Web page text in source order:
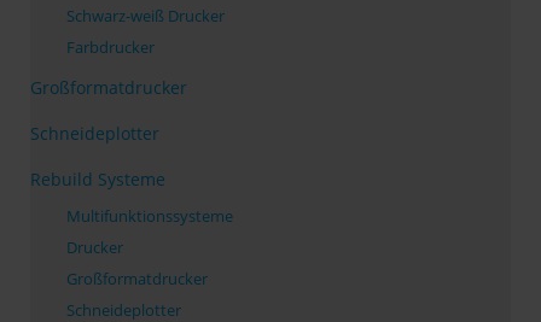
Schwarz-weiß Drucker
Farbdrucker
Großformatdrucker
Schneideplotter
Rebuild Systeme
Multifunktionssysteme
Drucker
Großformatdrucker
Schneideplotter